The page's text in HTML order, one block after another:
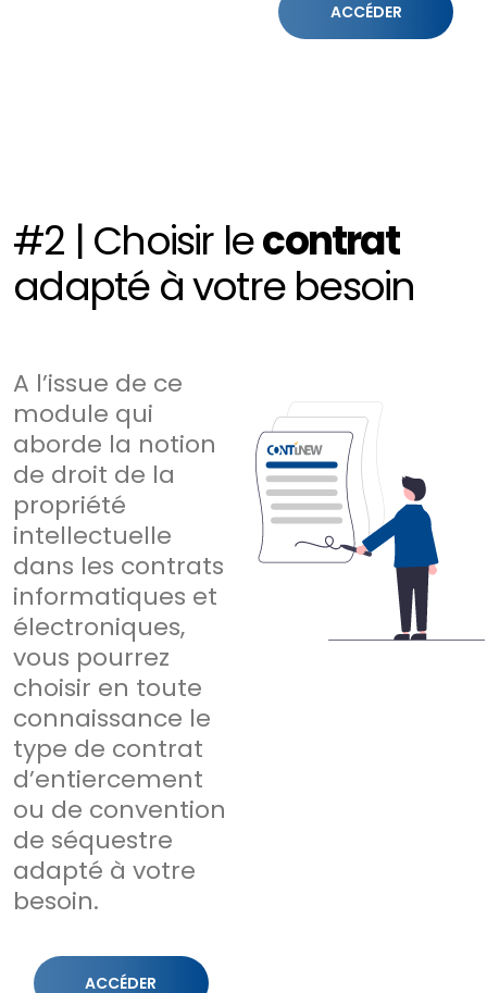
ACCÉDER
#2 | Choisir lecontrat
adapté à votre besoin
A l’issue de ce
module qui
aborde la notion
de droit de la
propriété
intellectuelle
dans les contrats
informatiques et
électroniques,
vous pourrez
choisir en toute
connaissance le
type de contrat
d’entiercement
ou de convention
de séquestre
adapté à votre
besoin.
ACCÉDER